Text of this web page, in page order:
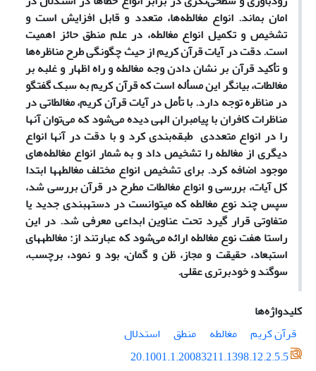
امان بماند. انواع مغالطه‌ها، متعدد و قابل افزایش است و
تشخیص و تکمیل انواع مغالطه، در علم منطق حائز اهمیت
است. دقت در آیات قرآن کریم از حیث چگونگی طرح مناظره‌ها
و تأکید قرآن بر نشان دادن وجه مغالطه و راه اظهار و غلبه بر
مغالطات، بیانگر این مسأله است که قرآن کریم به سبک گفتگو
در مناظره ‌توجه دارد. با تأمل در آیات قرآن کریم، مغالطاتی در
مناظرات کافران با پیامبران الهی دیده می‌شود که می‌توان آنها
را در انواع متعددی طبقه‌بندی کرد و با دقت در آن­ها انواع
دیگری از مغالطه‌ را تشخیص داد و به شمار انواع مغالطه‌های
موجود اضافه کرد. برای تشخیص انواع مختلف مغالطه­ها ابتدا
کل آیات، بررسی و انواع مغالطات مطرح در قرآن بررسی شد،
سپس چند نوع مغالطه که می­توانست در دسته­بندی جدید یا
متفاوتی قرار گیرد تحت عناوین ابداعی معرفی شد. در این
راستا هفت نوع مغالطه­ ارائه می‌شود که عبارتند از: مغالطه­های
استبعاد، حقیقت و مجاز، ظن و گمان، بود و نمود، برچسب،
سوگند و خودبرتری عقلی.
کلیدواژه‌ها
قرآن کریم
مغالطه منطق
استدلال
20.1001.1.20083211.1398.12.2.5.5